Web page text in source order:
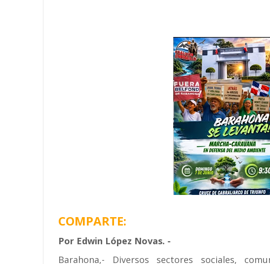
COMPARTE:
Por Edwin López Novas. -
Barahona,- Diversos sectores sociales,